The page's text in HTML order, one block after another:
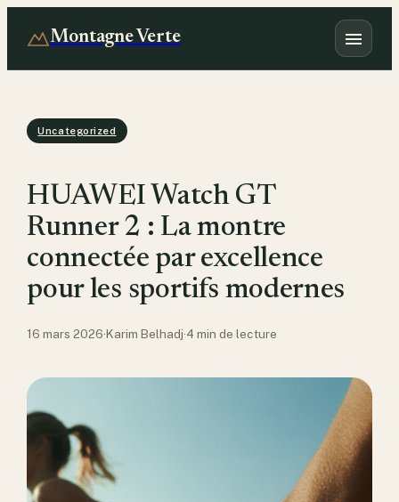
Montagne Verte
Uncategorized
HUAWEI Watch GT
Runner 2 : La montre
connectée par excellence
pour les sportifs modernes
16 mars 2026·Karim Belhadj·4 min de lecture